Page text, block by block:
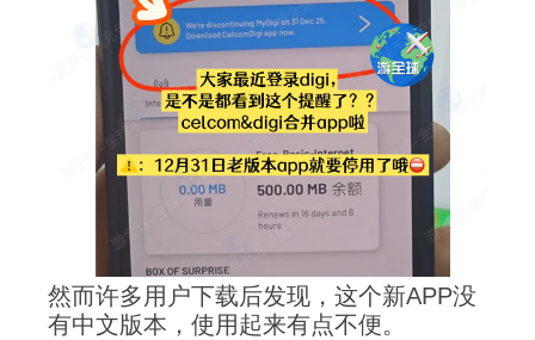
然而许多用户下载后发现，这个新APP没
有中文版本，使用起来有点不便。